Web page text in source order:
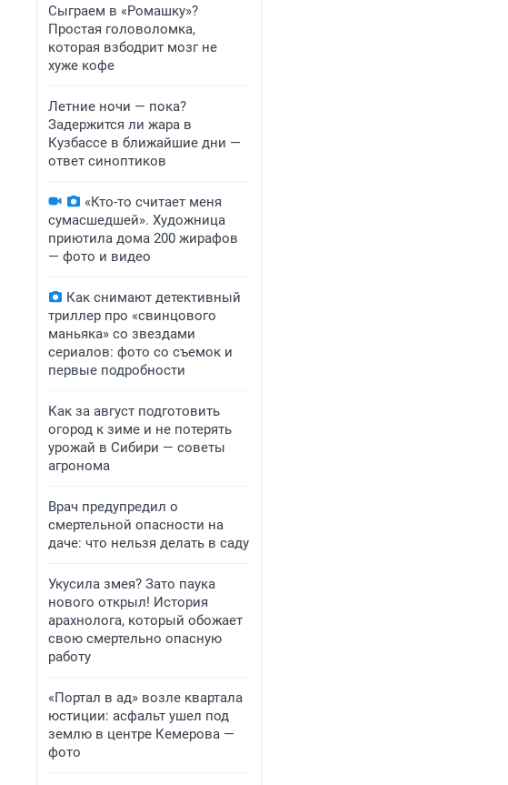
Сыграем в «Ромашку»?
Простая головоломка,
которая взбодрит мозг не
хуже кофе
Летние ночи — пока?
Задержится ли жара в
Кузбассе в ближайшие дни —
ответ синоптиков
«Кто-то считает меня
сумасшедшей». Художница
приютила дома 200 жирафов
— фото и видео
Как снимают детективный
триллер про «свинцового
маньяка» со звездами
сериалов: фото со съемок и
первые подробности
Как за август подготовить
огород к зиме и не потерять
урожай в Сибири — советы
агронома
Врач предупредил о
смертельной опасности на
даче: что нельзя делать в саду
Укусила змея? Зато паука
нового открыл! История
арахнолога, который обожает
свою смертельно опасную
работу
«Портал в ад» возле квартала
юстиции: асфальт ушел под
землю в центре Кемерова —
фото